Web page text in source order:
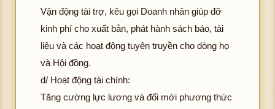
Vận động tài trợ, kêu gọi Doanh nhân giúp đỡ
kinh phí cho xuất bản, phát hành sách báo, tài
liệu và các hoạt động tuyên truyền cho dòng họ
và Hội đồng.
d/ Hoạt động tài chính:
Tăng cường lực lương và đổi mới phương thức